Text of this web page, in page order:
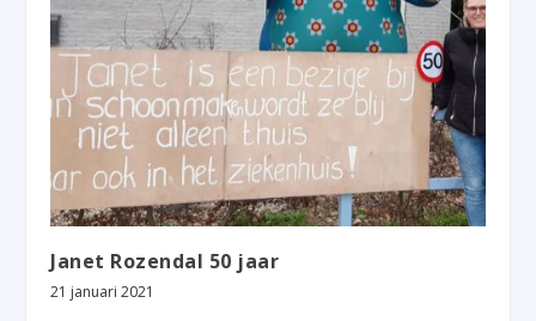
Janet Rozendal 50 jaar
21 januari 2021